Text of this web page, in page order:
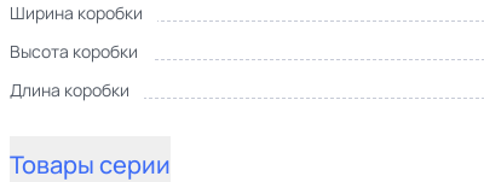
Ширина коробки
Высота коробки
Длина коробки
Товары серии